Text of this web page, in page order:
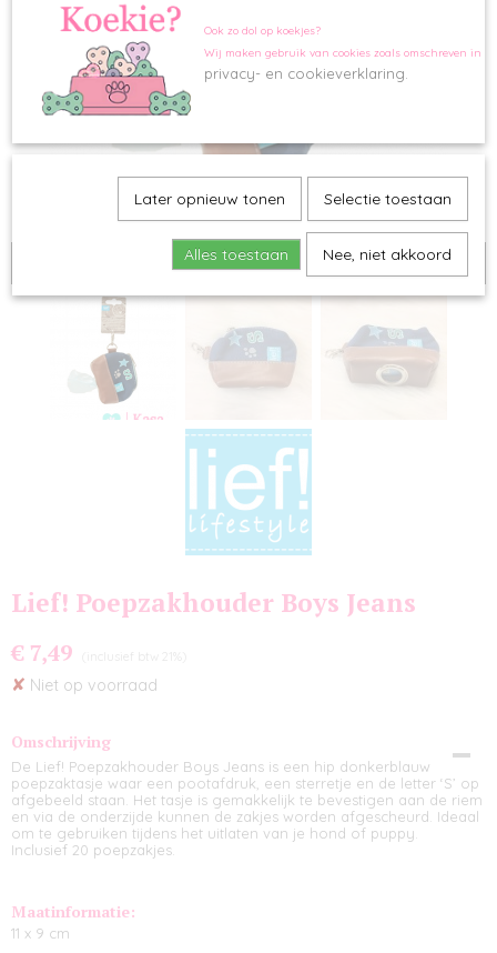
Tijdelijk uitverkocht
Lief! Poepzakhouder Boys Jeans
€ 7,49 (inclusief btw 21%)
✘ Niet op voorraad
Omschrijving
De Lief! Poepzakhouder Boys Jeans is een hip donkerblauw
poepzaktasje waar een pootafdruk, een sterretje en de letter ‘S’ op
afgebeeld staan. Het tasje is gemakkelijk te bevestigen aan de riem
en via de onderzijde kunnen de zakjes worden afgescheurd. Ideaal
om te gebruiken tijdens het uitlaten van je hond of puppy.
Inclusief 20 poepzakjes.
Maatinformatie:
11 x 9 cm
Ook zo dol op koekjes?
Wij maken gebruik van cookies zoals omschreven in
privacy- en cookieverklaring.
Later opnieuw tonen Selectie toestaan
Alles toestaan Nee, niet akkoord